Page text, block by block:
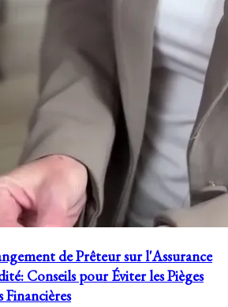
de Prêteur sur l'Assurance
Conseils pour Éviter les Pièges